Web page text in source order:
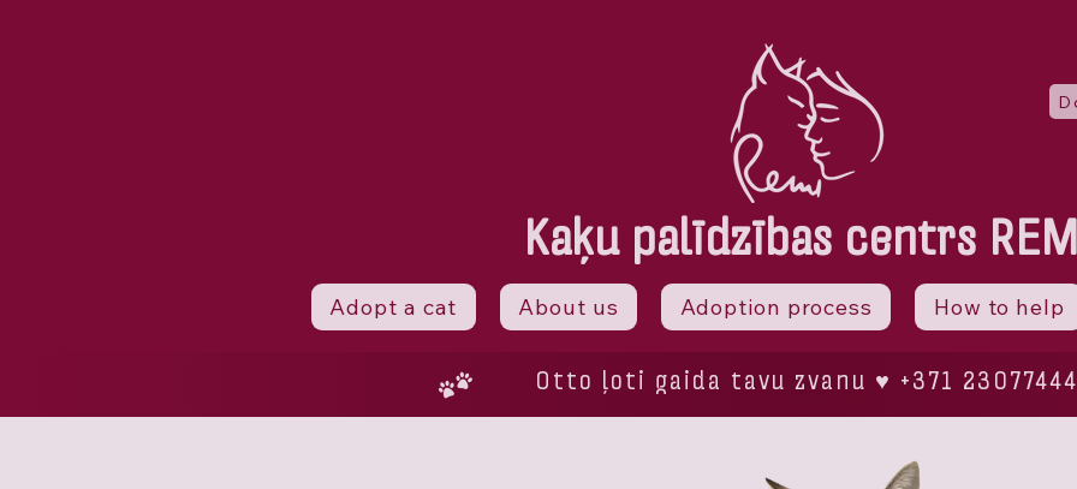
Kaķu palīdzības centrs
Adopt a cat About us Adoption process How to help
Otto ļoti gaida tavu zvanu ♥ +371 23077444